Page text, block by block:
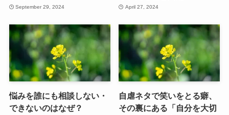
September 29, 2024 April 27, 2024
悩みを誰にも相談しない・
できないのはなぜ？
自虐ネタで笑いをとる癖、
その裏にある「自分を大切